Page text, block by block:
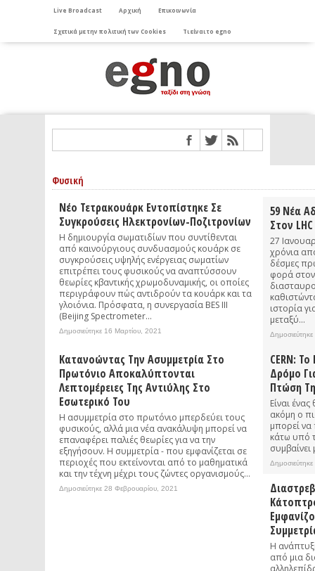
Live Broadcast Αρχική Επικοινωνία
Σχετικά με την πολιτική των Cookies Τι είναι το egno
Φυσική
Νέο Τετρακουάρκ Εντοπίστηκε Σε
Συγκρούσεις Ηλεκτρονίων-Ποζιτρονίων
Η δημιουργία σωματιδίων που συντίθενται
από καινούργιους συνδυασμούς κουάρκ σε
συγκρούσεις υψηλής ενέργειας σωματίων
επιτρέπει τους φυσικούς να αναπτύσσουν
θεωρίες κβαντικής χρωμοδυναμικής, οι οποίες
περιγράφουν πώς αντιδρούν τα κουάρκ και τα
γλοιόνια. Πρόσφατα, η συνεργασία BES III
(Beijing Spectrometer...
Δημοσιεύτηκε 16 Μαρτίου, 2021
59 Νέα
Στον
27
χρόνια
δέσμες
φορά
ιστορία
μεταξύ...
Κατανοώντας Την Ασυμμετρία Στο
Πρωτόνιο Αποκαλύπτονται
Λεπτομέρειες Της Αντιύλης Στο
Εσωτερικό Του
Η ασυμμετρία στο πρωτόνιο μπερδεύει τους
φυσικούς, αλλά μια νέα ανακάλυψη μπορεί να
επαναφέρει παλιές θεωρίες για να την
εξηγήσουν. Η συμμετρία - που εμφανίζεται σε
περιοχές που εκτείνονται από το μαθηματικά
και την τέχνη μέχρι τους ζώντες οργανισμούς...
Δημοσιεύτηκε 28 Φεβρουαρίου, 2021
CERN:
Δρόμο
Πτώση
Είναι
ακόμη ο
μπορεί να
κάτω υπό
συμβαίνει
Η
από μια